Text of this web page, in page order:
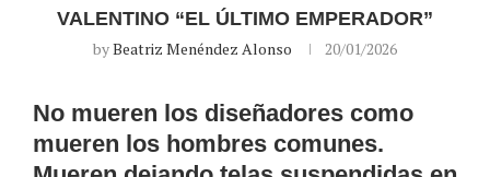
VALENTINO “EL ÚLTIMO EMPERADOR”
byBeatriz Menéndez Alonso 20/01/2026
No mueren los diseñadores como
mueren los hombres comunes.